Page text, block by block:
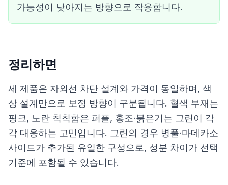
가능성이 낮아지는 방향으로 작용합니다.
정리하면
세 제품은 자외선 차단 설계와 가격이 동일하며, 색
상 설계만으로 보정 방향이 구분됩니다. 혈색 부재는
핑크, 노란 칙칙함은 퍼플, 홍조·붉은기는 그린이 각
각 대응하는 고민입니다. 그린의 경우 병풀·마데카소
사이드가 추가된 유일한 구성으로, 성분 차이가 선택
기준에 포함될 수 있습니다.